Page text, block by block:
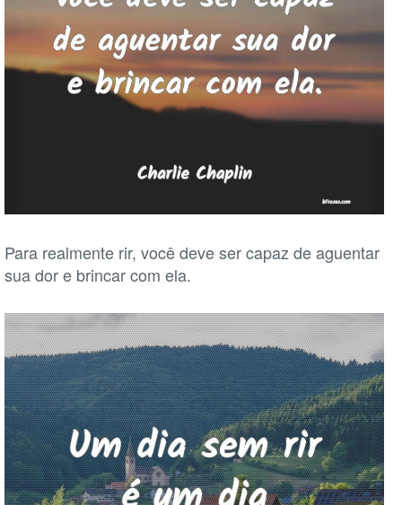
Para realmente rir, você deve ser capaz de aguentar
sua dor e brincar com ela.